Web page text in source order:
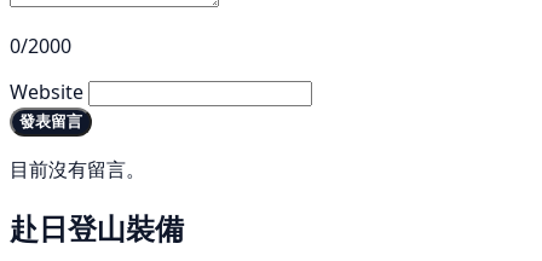
0/2000
Website
發表留言
目前沒有留言。
赴日登山裝備